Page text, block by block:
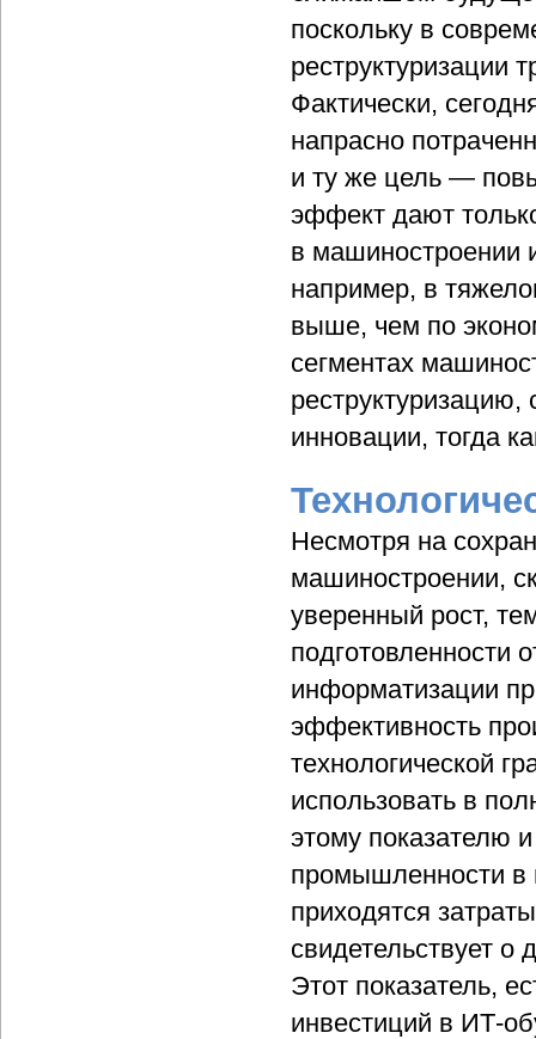
поскольку в
реструктуризации
Фактически,
напрасно
и ту же цель —
эффект дают
в машиностроении
например, в
выше, чем по
сегментах
реструктуризацию,
инновации, тогда
Несмотря на
машиностроении,
уверенный рост,
подготовленности
информатизации
эффективность
технологической
использовать в
этому показателю
промышленности в
приходятся
свидетельствует о
Этот показатель,
инвестиций в ИТ-